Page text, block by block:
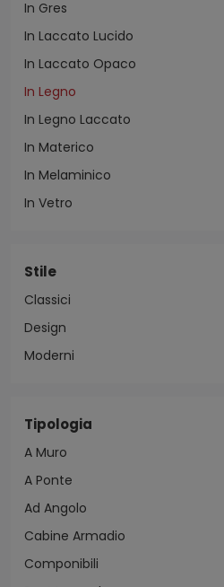
In Gres
In Laccato Lucido
In Laccato Opaco
In Legno
In Legno Laccato
In Materico
In Melaminico
In Vetro
Stile
Classici
Design
Moderni
Tipologia
A Muro
A Ponte
Ad Angolo
Cabine Armadio
Componibili